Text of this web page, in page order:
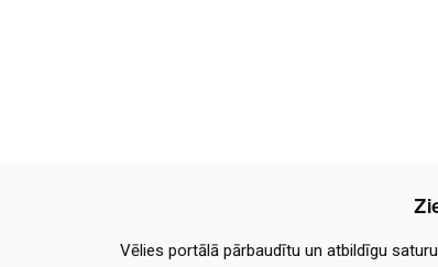
Vēlies portālā pārbaudītu un atbildīgu